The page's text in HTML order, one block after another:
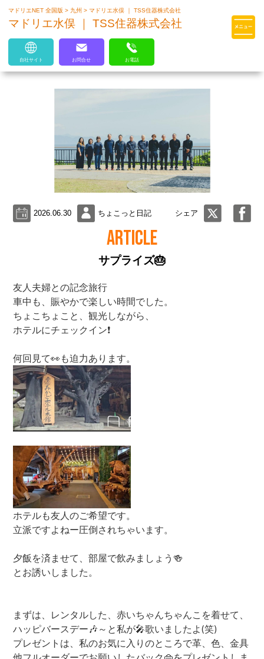
マドリエはLIXILの厳しい基準を
クリアした住まいのプロ集団です
マドリエNET 全国版> 九州>マドリエ水俣 ｜ TSS住器株式会社
マドリエ水俣 ｜ TSS住器株式会社
自社サイト お問合せ お電話
2026.06.30 ちょこっと日記 シェア
ARTICLE
サプライズ🎂